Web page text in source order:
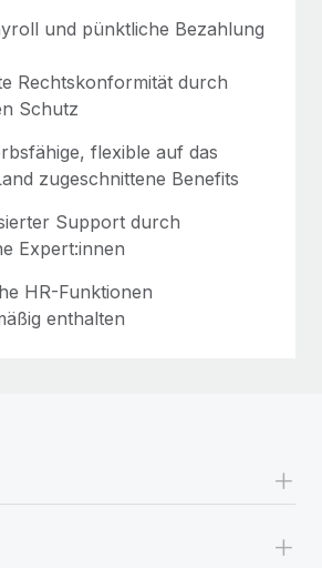
und pünktliche Bezahlung
Rechtskonformität durch
Schutz
flexible auf das
zugeschnittene Benefits
Support durch
Expert:innen
HR-Funktionen
enthalten
+
+